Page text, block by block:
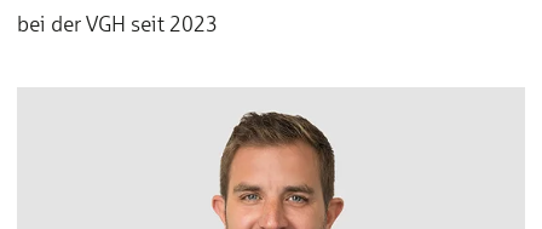
bei der VGH seit 2023